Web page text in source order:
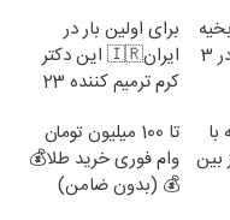
و سوختگی فقط در 3
برای اولین بار در
ایران🇮🇷 این دکتر
کرم ترمیم کننده 23
بین
تا 100 میلیون تومان
وام فوری خرید طلا💰
💰 (بدون ضامن)